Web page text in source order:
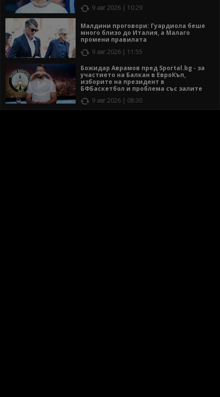
9 авг 2026 | 10:29
Малдини проговори: Гуардиола беше
много близо до Италия, а Малаго
промени правилата
9 авг 2026 | 11:55
Божидар Аврамов пред Sportal.bg - за
участието на Балкан в ЕвроКъп,
изборите на президент в
БФБаскетбол и проблема със залите
9 авг 2026 | 08:30